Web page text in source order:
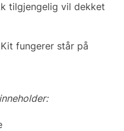
tilgjengelig vil dekket
fungerer står på